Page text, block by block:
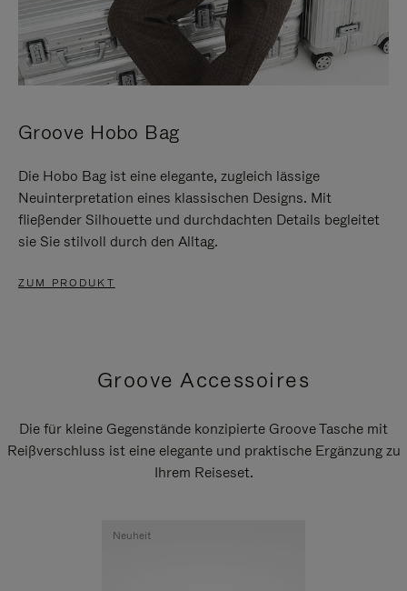
Groove Hobo Bag
Die Hobo Bag ist eine elegante, zugleich lässige
Neuinterpretation eines klassischen Designs. Mit
fließender Silhouette und durchdachten Details begleitet
sie Sie stilvoll durch den Alltag.
ZUM PRODUKT
Groove Accessoires
Die für kleine Gegenstände konzipierte Groove Tasche mit
Reißverschluss ist eine elegante und praktische Ergänzung zu
Ihrem Reiseset.
Neuheit